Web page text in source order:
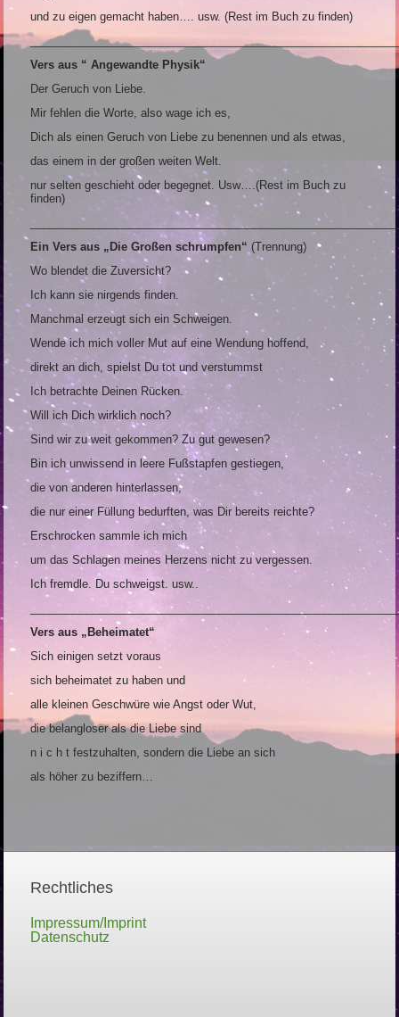
und zu eigen gemacht haben…. usw. (Rest im Buch zu finden)
Vers aus “ Angewandte Physik“
Der Geruch von Liebe.
Mir fehlen die Worte, also wage ich es,
Dich als einen Geruch von Liebe zu benennen und als etwas,
das einem in der großen weiten Welt.
nur selten geschieht oder begegnet. Usw….(Rest im Buch zu
finden)
Ein Vers aus „Die Großen schrumpfen“ (Trennung)
Wo blendet die Zuversicht?
Ich kann sie nirgends finden.
Manchmal erzeugt sich ein Schweigen.
Wende ich mich voller Mut auf eine Wendung hoffend,
direkt an dich, spielst Du tot und verstummst
Ich betrachte Deinen Rücken.
Will ich Dich wirklich noch?
Sind wir zu weit gekommen? Zu gut gewesen?
Bin ich unwissend in leere Fußstapfen gestiegen,
die von anderen hinterlassen,
die nur einer Füllung bedurften, was Dir bereits reichte?
Erschrocken sammle ich mich
um das Schlagen meines Herzens nicht zu vergessen.
Ich fremdle. Du schweigst. usw..
Vers aus „Beheimatet“
Sich einigen setzt voraus
sich beheimatet zu haben und
alle kleinen Geschwüre wie Angst oder Wut,
die belangloser als die Liebe sind
n i c h t festzuhalten, sondern die Liebe an sich
als höher zu beziffern…
Rechtliches
Impressum/Imprint
Datenschutz